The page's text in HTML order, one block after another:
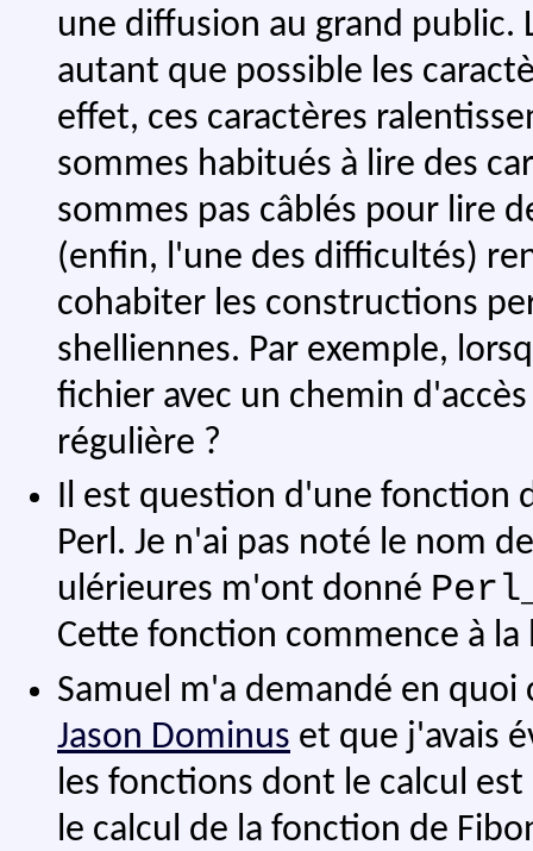
une diffusion au grand
autant que possible les
effet, ces caractères
sommes habitués à lire des
sommes pas câblés pour lire
(enfin, l'une des difficultés)
cohabiter les constructions
shelliennes. Par exemple,
fichier avec un chemin
régulière ?
Il est question d'une fonction
Perl. Je n'ai pas noté le nom
ulérieures m'ont donné
Cette fonction commence à
Samuel m'a demandé en
Jason Dominus et que j'avais
les fonctions dont le calcul
le calcul de la fonction de